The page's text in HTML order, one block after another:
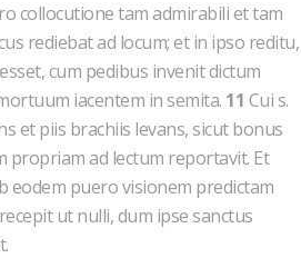
collocutione tam admirabili et tam
rediebat ad locum; et in ipso reditu,
cum pedibus invenit dictum
iacentem in semita. 11 Cui s.
et piis brachiis levans, sicut bonus
propriam ad lectum reportavit. Et
eodem puero visionem predictam
ut nulli, dum ipse sanctus